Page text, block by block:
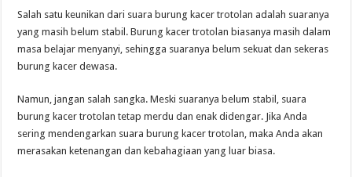
Salah satu keunikan dari suara burung kacer trotolan adalah suaranya
yang masih belum stabil. Burung kacer trotolan biasanya masih dalam
masa belajar menyanyi, sehingga suaranya belum sekuat dan sekeras
burung kacer dewasa.
Namun, jangan salah sangka. Meski suaranya belum stabil, suara
burung kacer trotolan tetap merdu dan enak didengar. Jika Anda
sering mendengarkan suara burung kacer trotolan, maka Anda akan
merasakan ketenangan dan kebahagiaan yang luar biasa.